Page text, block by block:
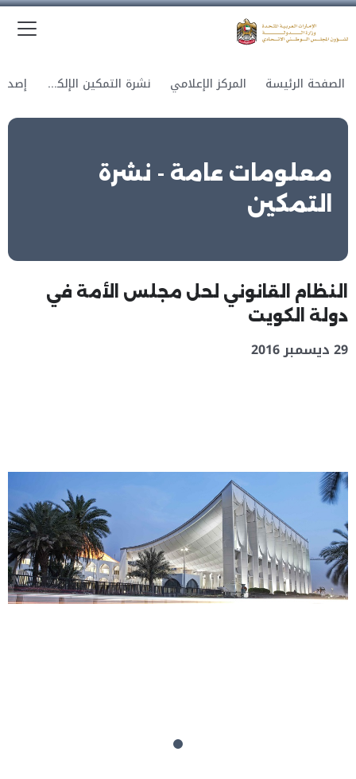
الصفحة الرئيسة المركز الإعلامي نشرة التمكين الإلكترونية
معلومات عامة - نشرة
التمكين
النظام القانوني لحل مجلس الأمة في
دولة الكويت
29 ديسمبر 2016